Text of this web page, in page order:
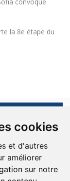
cookies
et d'autres
améliorer
sur notre
la 8e étape du
réservés.